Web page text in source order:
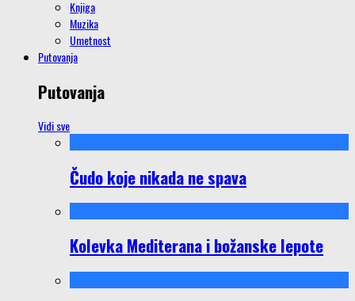
Knjiga
Muzika
Umetnost
Putovanja
Putovanja
Vidi sve
Čudo koje nikada ne spava
Kolevka Mediterana i božanske lepote